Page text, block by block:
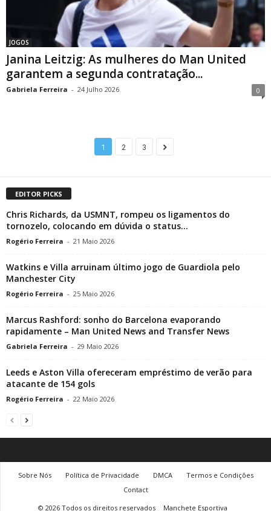
JOGOS
Janina Leitzig: As mulheres do Man United
garantem a segunda contratação...
Gabriela Ferreira - 24 Julho 2026 0
1 2 3
EDITOR PICKS
Chris Richards, da USMNT, rompeu os ligamentos do
tornozelo, colocando em dúvida o status...
Rogério Ferreira - 21 Maio 2026
Watkins e Villa arruinam último jogo de Guardiola pelo
Manchester City
Rogério Ferreira - 25 Maio 2026
Marcus Rashford: sonho do Barcelona evaporando
rapidamente – Man United News and Transfer News
Gabriela Ferreira - 29 Maio 2026
Leeds e Aston Villa ofereceram empréstimo de verão para
atacante de 154 gols
Rogério Ferreira - 22 Maio 2026
Sobre Nós Política de Privacidade DMCA
Termos e Condições
Contact
© 2026 Todos os direitos reservados
Manchete Esportiva